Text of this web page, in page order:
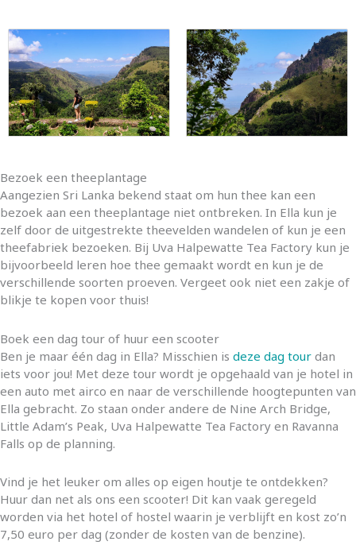
Bezoek een theeplantage
Aangezien Sri Lanka bekend staat om hun thee kan een
bezoek aan een theeplantage niet ontbreken. In Ella kun je
zelf door de uitgestrekte theevelden wandelen of kun je een
theefabriek bezoeken. Bij Uva Halpewatte Tea Factory kun je
bijvoorbeeld leren hoe thee gemaakt wordt en kun je de
verschillende soorten proeven. Vergeet ook niet een zakje of
blikje te kopen voor thuis!
Boek een dag tour of huur een scooter
Ben je maar één dag in Ella? Misschien is deze dag tour dan
iets voor jou! Met deze tour wordt je opgehaald van je hotel in
een auto met airco en naar de verschillende hoogtepunten van
Ella gebracht. Zo staan onder andere de Nine Arch Bridge,
Little Adam’s Peak, Uva Halpewatte Tea Factory en Ravanna
Falls op de planning.
Vind je het leuker om alles op eigen houtje te ontdekken?
Huur dan net als ons een scooter! Dit kan vaak geregeld
worden via het hotel of hostel waarin je verblijft en kost zo’n
7,50 euro per dag (zonder de kosten van de benzine).